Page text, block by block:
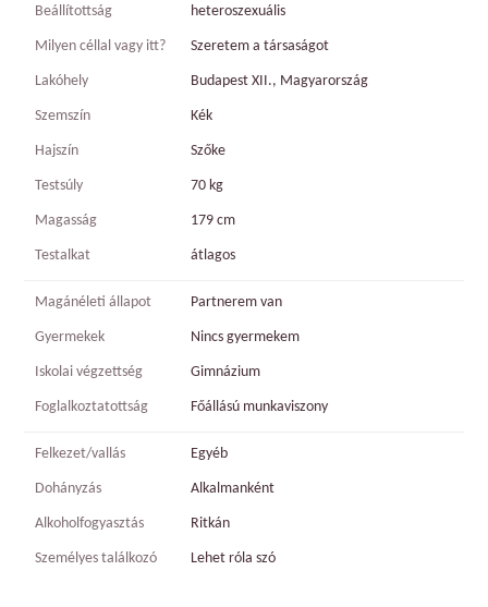
Beállítottság heteroszexuális
Milyen céllal vagy itt? Szeretem a társaságot
Lakóhely Budapest XII., Magyarország
Szemszín Kék
Hajszín Szőke
Testsúly 70 kg
Magasság 179 cm
Testalkat átlagos
Magánéleti állapot Partnerem van
Gyermekek Nincs gyermekem
Iskolai végzettség Gimnázium
Foglalkoztatottság Főállású munkaviszony
Felkezet/vallás Egyéb
Dohányzás Alkalmanként
Alkoholfogyasztás Ritkán
Személyes találkozó Lehet róla szó